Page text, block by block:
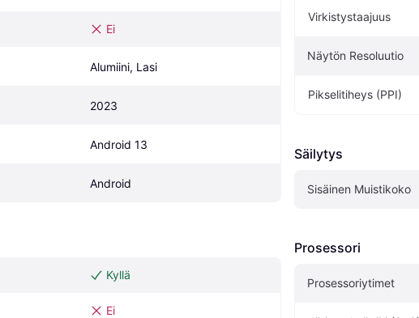
Ei
Alumiini, Lasi
2023
Android 13
Android
Kyllä
Ei
Virkistystaajuus
Näytön Resoluutio
Pikselitiheys (PPI)
Säilytys
Sisäinen Muistikoko
Prosessori
Prosessoriytimet